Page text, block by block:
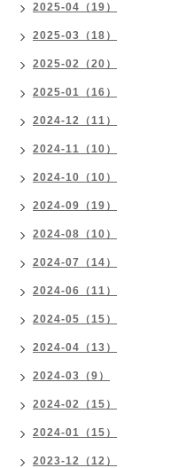
2025-04（19）
2025-03（18）
2025-02（20）
2025-01（16）
2024-12（11）
2024-11（10）
2024-10（10）
2024-09（19）
2024-08（10）
2024-07（14）
2024-06（11）
2024-05（15）
2024-04（13）
2024-03（9）
2024-02（15）
2024-01（15）
2023-12（12）